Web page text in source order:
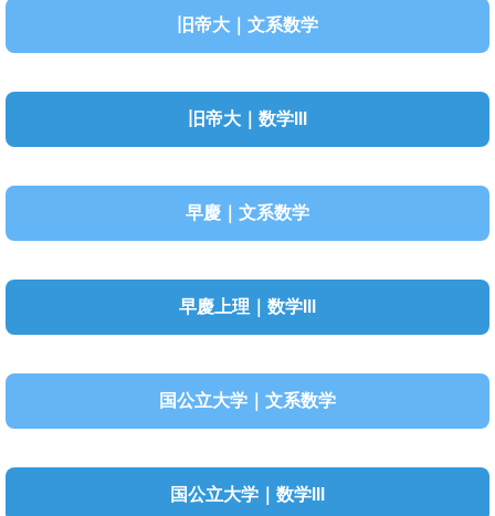
旧帝大｜文系数学
旧帝大｜数学III
早慶｜文系数学
早慶上理｜数学III
国公立大学｜文系数学
国公立大学｜数学III